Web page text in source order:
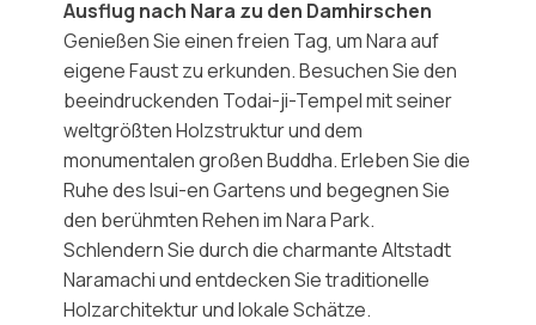
Ausflug nach Nara zu den Damhirschen
Genießen Sie einen freien Tag, umNaraauf
eigene Faust zu erkunden. Besuchen Sie den
beeindruckenden Todai-ji-Tempelmit seiner
weltgrößten Holzstruktur und dem
monumentalen großenBuddha. Erleben Sie die
Ruhe desIsui-en Gartensund begegnen Sie
den berühmten Rehen imNara Park.
Schlendern Sie durch die charmante Altstadt
Naramachiund entdecken Sie traditionelle
Holzarchitekturund lokale Schätze.